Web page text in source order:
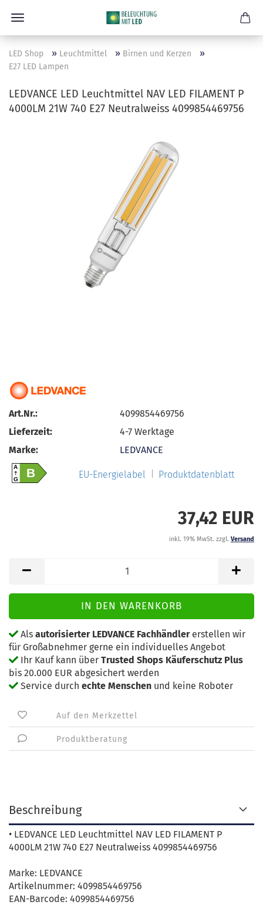
LED Shop » Leuchtmittel » Birnen und Kerzen »
E27 LED Lampen
LEDVANCE LED Leuchtmittel NAV LED FILAMENT P
4000LM 21W 740 E27 Neutralweiss 4099854469756
Art.Nr.:
4099854469756
Lieferzeit:
4-7 Werktage
Marke:
LEDVANCE
A
GB EU-Energielabel Produktdatenblatt
37,42 EUR
inkl. 19% MwSt. zzgl. Versand
Als autorisierter LEDVANCE Fachhändlererstellen wir
für Großabnehmer gerne ein individuelles Angebot
Ihr Kauf kann über Trusted Shops Käuferschutz Plus
bis 20.000 EUR abgesichert werden
Service durch echte Menschen und keine Roboter
Auf den Merkzettel
Produktberatung
Beschreibung
• LEDVANCE LED Leuchtmittel NAV LED FILAMENT P
4000LM 21W 740 E27 Neutralweiss 4099854469756
Marke: LEDVANCE
Artikelnummer: 4099854469756
EAN-Barcode: 4099854469756